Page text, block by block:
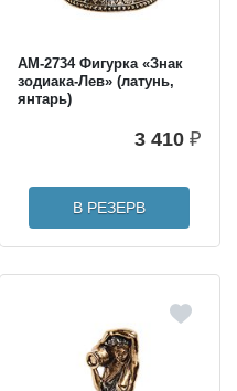
AM-2734 Фигурка «Знак
зодиака-Лев» (латунь,
янтарь)
3 410 ₽
В РЕЗЕРВ